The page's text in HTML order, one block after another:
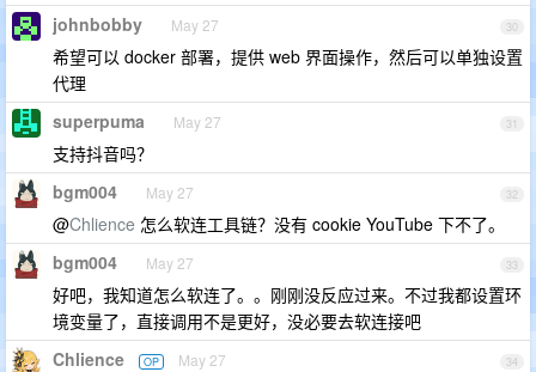
30
johnbobby May 27
希望可以 docker 部署，提供 web 界面操作，然后可以单独设置
代理
31
superpuma May 27
支持抖音吗？
32
bgm004 May 27
@Chlience 怎么软连工具链？没有 cookie YouTube 下不了。
33
bgm004 May 27
好吧，我知道怎么软连了。。刚刚没反应过来。不过我都设置环
境变量了，直接调用不是更好，没必要去软连接吧
34
Chlience OP May 27